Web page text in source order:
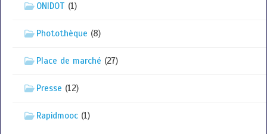
ONIDOT (1)
Photothèque (8)
Place de marché (27)
Presse (12)
Rapidmooc (1)